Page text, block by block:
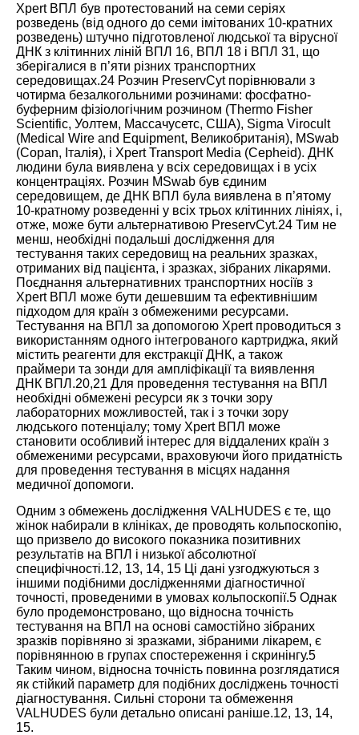
Xpert ВПЛ був протестований на семи серіях
розведень (від одного до семи імітованих 10-кратних
розведень) штучно підготовленої людської та вірусної
ДНК з клітинних ліній ВПЛ 16, ВПЛ 18 і ВПЛ 31, що
зберігалися в п’яти різних транспортних
середовищах.24 Розчин PreservCyt порівнювали з
чотирма безалкогольними розчинами: фосфатно-
буферним фізіологічним розчином (Thermo Fisher
Scientific, Уолтем, Массачусетс, США), Sigma Virocult
(Medical Wire and Equipment, Великобританія), MSwab
(Copan, Італія), і Xpert Transport Media (Cepheid). ДНК
людини була виявлена у всіх середовищах і в усіх
концентраціях. Розчин MSwab був єдиним
середовищем, де ДНК ВПЛ була виявлена в п’ятому
10-кратному розведенні у всіх трьох клітинних лініях, і,
отже, може бути альтернативою PreservCyt.24 Тим не
менш, необхідні подальші дослідження для
тестування таких середовищ на реальних зразках,
отриманих від пацієнта, і зразках, зібраних лікарями.
Поєднання альтернативних транспортних носіїв з
Xpert ВПЛ може бути дешевшим та ефективнішим
підходом для країн з обмеженими ресурсами.
Тестування на ВПЛ за допомогою Xpert проводиться з
використанням одного інтегрованого картриджа, який
містить реагенти для екстракції ДНК, а також
праймери та зонди для ампліфікації та виявлення
ДНК ВПЛ.20,21 Для проведення тестування на ВПЛ
необхідні обмежені ресурси як з точки зору
лабораторних можливостей, так і з точки зору
людського потенціалу; тому Xpert ВПЛ може
становити особливий інтерес для віддалених країн з
обмеженими ресурсами, враховуючи його придатність
для проведення тестування в місцях надання
медичної допомоги.
Одним з обмежень дослідження VALHUDES є те, що
жінок набирали в клініках, де проводять кольпоскопію,
що призвело до високого показника позитивних
результатів на ВПЛ і низької абсолютної
специфічності.12, 13, 14, 15 Ці дані узгоджуються з
іншими подібними дослідженнями діагностичної
точності, проведеними в умовах кольпоскопії.5 Однак
було продемонстровано, що відносна точність
тестування на ВПЛ на основі самостійно зібраних
зразків порівняно зі зразками, зібраними лікарем, є
порівнянною в групах спостереження і скринінгу.5
Таким чином, відносна точність повинна розглядатися
як стійкий параметр для подібних досліджень точності
діагностування. Сильні сторони та обмеження
VALHUDES були детально описані раніше.12, 13, 14,
15.